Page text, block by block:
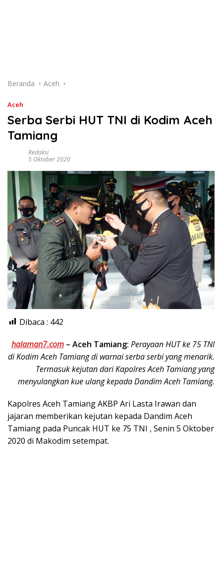
Beranda Aceh
Aceh
Serba Serbi HUT TNI di Kodim Aceh
Tamiang
Redaksi
5 Oktober 2020
Dibaca : 442
halaman7.com – Aceh Tamiang: Perayaan HUT ke 75 TNI
di Kodim Aceh Tamiang di warnai serba serbi yang menarik.
Termasuk kejutan dari Kapolres Aceh Tamiang yang
menyulangkan kue ulang kepada Dandim Aceh Tamiang.
Kapolres Aceh Tamiang AKBP Ari Lasta Irawan dan
jajaran memberikan kejutan kepada Dandim Aceh
Tamiang pada Puncak HUT ke 75 TNI , Senin 5 Oktober
2020 di Makodim setempat.